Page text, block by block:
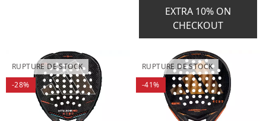
EXTRA 10% ON
CHECKOUT
RUPTURE DE STOCK
-28%
RUPTURE DE STOCK
-41%